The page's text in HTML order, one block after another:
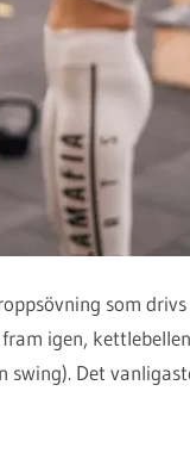
som
igen,
swing). Det